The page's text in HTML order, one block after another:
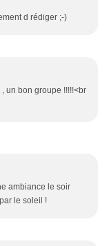
d rédiger ;-)
un bon groupe !!!!!<br
ambiance le soir
le soleil !